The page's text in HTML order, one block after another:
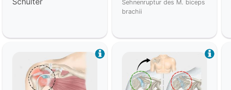
Sehnenruptur des M. biceps
brachii